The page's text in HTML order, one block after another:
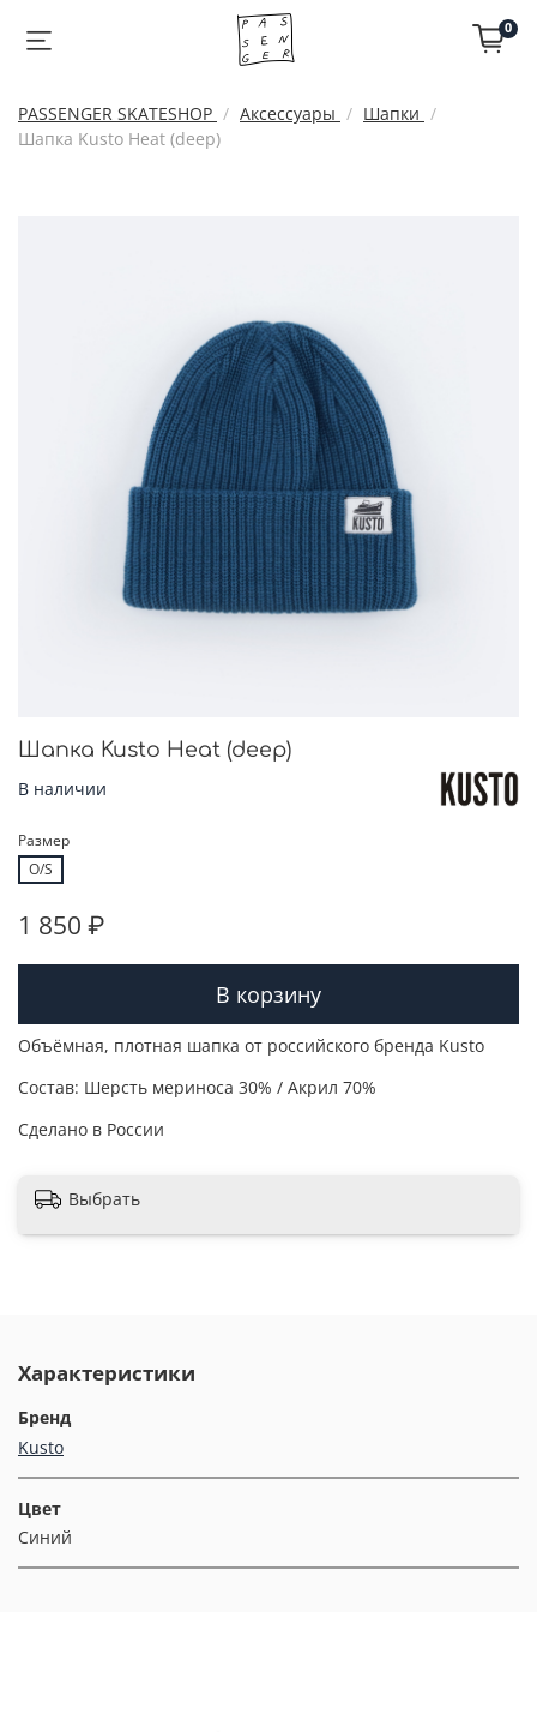
0
PASSENGER SKATESHOP Аксессуары
Шапки
Шапка Kusto Heat (deep)
Шапка Kusto Heat (deep)
В наличии
Размер
O/S
1 850 ₽
В корзину
Объёмная, плотная шапка от российского бренда Kusto
Состав: Шерсть мериноса 30% / Акрил 70%
Сделано в России
Выбрать
Характеристики
Бренд
Kusto
Цвет
Синий